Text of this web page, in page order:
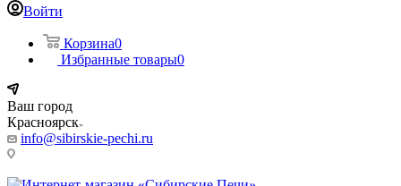
Войти
Корзина0
Избранные товары0
Ваш город
Красноярск
info@sibirskie-pechi.ru